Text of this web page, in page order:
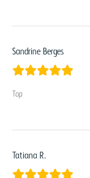
Sandrine Berges
Top
Tatiana R.